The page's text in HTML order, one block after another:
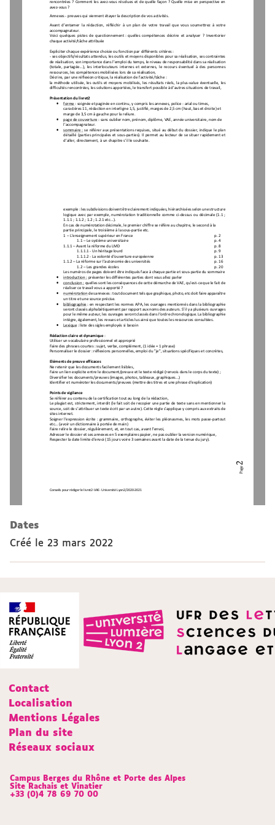
rencontrées  ?  Comment  les  avez-vous  résolues  et  de  quelle  façon  ?  Quelle  mise  en  perspective  en
avez- vous ?
Annexes - preuves qui viennent étayer la description de vos activités.
Avant d’entamer la rédaction, réfléchir  à  un  plan  de  votre  travail  que  vous  soumettrez  à  votre
accompagnateur.
Voici  quelques  pistes  de  questionnement :  quelles compétences décrire  et  analyser  ? Inventorier
chaque activité/tâche attribuée
Expliciter chaque expérience choisie ou fonction par différents critères :
- ses objectifs/résultats attendus, les outils et moyens disponibles pour sa réalisation, ses contraintes
de réalisation, son importance dans l’emploi du temps, le niveau de responsabilité dans sa réalisation
(totale,  partagée...),
les  interlocuteurs  internes  et  externes,  le  recours  éventuel  à  des  personnes
ressources, les compétences mobilisées lors de sa réalisation,
Décrire, par une réflexion critique, la réalisation de l’activité/tâche :
la  méthode  utilisée,  les  outils  et  moyens mobilisés,  les  résultats  réels,  la  plus value  éventuelle,  les
difficultés rencontrées, les solutions apportées, le transfert possible à d’autres situations de travail,
Présentation du livret2
•
forme : soignée et paginée en continu, y compris les annexes, police : arial ou times,
caractères 11
, rédaction en interligne 1,5, justifié, marges de 2,5 cm (haut, bas et droite) et
marge de 3,5 cm à gauche pour la reliure
•
page de couverture : sans oublier nom, prénom, diplôme, VAE, année universitaire , nom de
l’accompagnateur
•
sommaire : se  référer aux présentations requises, situé  au début  du dossier, indique  le plan
détaillé  (parties  principales  et sous-parties).  Il  permet  au  lecteur  de  se  situer  rapidement  et
d’aller directement à un chapitre s’il le souhaite
Conseils pour rédiger le livret2-VAE- Université Lyon2/2020-2021
Page
2
exemple : les subdivisions doivent être clairement indiquées, hiérarchisées selon une structure
logique  avec  par  exemple,  numérotation  traditionnelle  comme  ci-dessus  ou  décimale  (1.1  ;
1.1.1 ; 1.1.2 ; 1.2 ; 1.2.1 etc...).
En cas de numérotation décimale, le premier chiffre se réfère au chapitre, le second à la
partie principale, le troisième à la sous-partie etc.
1 –L’enseignement supérieur en France
p. 2
1.1 –Le système universitaire
p. 4
1.1.1 –Avant la réforme du LMD
p. 8
1.1.1.1 - Un héritage lourd
p. 9
1.1.1.2 - La volonté d’ouverture européenne
p. 13
1.1.2 –La réforme sur l’autonomie des universités
p. 16
1.2 – Les grandes écoles
p. 20
Les numéros de pages doivent être indiqués face à chaque partie et sous-partie du sommaire
•
introduction : présenter les différentes parties dont vous allez parler
•
conclusion : quelles sont les conséquences de cette démarche de VAE, qu’est-ce que le fait de
réaliser ce travail vous a apporté ?
•
numérotation des annexes : tout document tels que graphique, photo, etc doit faire apparaître
un titre et une source précise.
•
bibliographie : en respectant les normes APA , les ouvrages mentionnés dans la bibliographie
seront classés alphabétiquement par rapport aux noms des auteurs. S’il y a plusieurs ouvrages
pour le même auteur, les ouvrages seront classés dans l’ordre chronologique. La bibliographie
intègre, également, les revues et articles lus ainsi que toutes les ressources consultées.
•
Lexique : liste des sigles employés si besoin
Rédaction claire et dynamique :
Utiliser un vocabulaire professionnel et approprié
Faire des phrases courtes : sujet, verbe, complément, (1 idée = 1 phrase)
Personnaliser le dossier : réflexions personnelles, emploi du "je", situations spécifiques et concrètes,
Eléments de preuve efficaces
Ne retenir que les documents facilement lisibles,
Faire un lien explicite entre le document/preuve et le texte rédigé (renvois dans le corps du texte) ;
Diversifier les documents/preuves (images, photos, tableaux, graphiques...)
Identifier et numéroter les documents/preuves (mettre des titres et une phrase d’explication)
Points de vigilance
Se référer au contenu de la certification tout au long de la rédaction,
Le plagiat est, strictement, interdit (le fait soit de recopier une partie de texte sans en mentionner la
source, soit de s’attribuer un texte écrit par un autre). Cette règle s’applique y compris aux extraits de
sites internet.
Soigner l’expression écrite : grammaire, orthographe, éviter les pléonasmes,
les mots  passe partout
etc... (avoir un dictionnaire à portée de main)
Faire relire le dossier régulièrement et, en tout cas, avant l’envoi,
Adresser le dossier et ses annexes en 5 exemplaires papier, ne pas oublier la version numérique,
Respecter la date limite d’envoi (15 jours voire 3 semaines avant la date de la tenue du jury).
Dates
Créé le 23 mars 2022
Contact
Localisation
Mentions Légales
Plan du site
Réseaux sociaux
Campus Berges du Rhône et Porte des Alpes
Site Rachais et Vinatier
+33 (0)4 78 69 70 00